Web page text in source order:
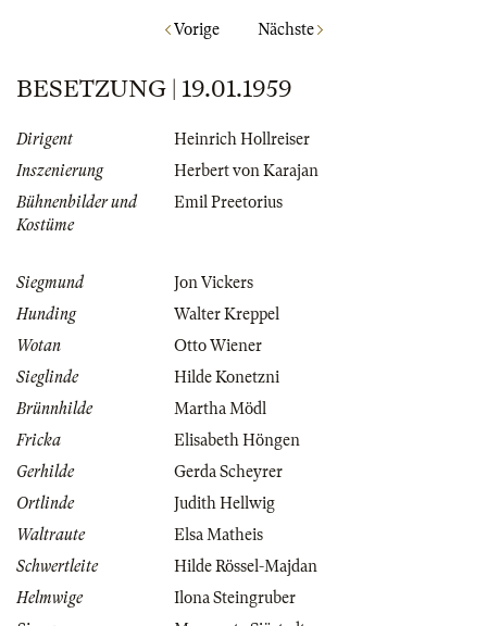
Vorige Nächste
BESETZUNG | 19.01.1959
Dirigent
Heinrich Hollreiser
Inszenierung
Herbert von Karajan
Bühnenbilder und
Kostüme
Emil Preetorius
Siegmund
Jon Vickers
Hunding
Walter Kreppel
Wotan
Otto Wiener
Sieglinde
Hilde Konetzni
Brünnhilde
Martha Mödl
Fricka
Elisabeth Höngen
Gerhilde
Gerda Scheyrer
Ortlinde
Judith Hellwig
Waltraute
Elsa Matheis
Schwertleite
Hilde Rössel-Majdan
Helmwige
Ilona Steingruber